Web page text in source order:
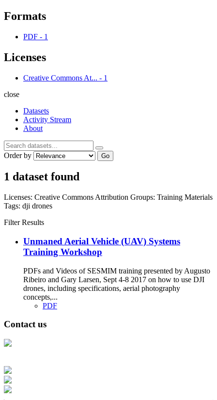
Formats
PDF - 1
Licenses
Creative Commons At... - 1
close
Datasets
Activity Stream
About
Order by Go
1 dataset found
Licenses: Creative Commons Attribution Groups: Training Materials
Tags: dji drones
Filter Results
Unmaned Aerial Vehicle (UAV) Systems
Training Workshop
PDFs and Videos of SESMIM training presented by Augusto
Ribeiro and Gary Larsen, Sept 4-8 2017 on how to use DJI
drones, including specifications, aerial photography
concepts,...
PDF
Contact us